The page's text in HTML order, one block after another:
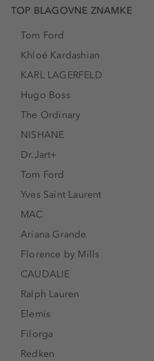
TOP BLAGOVNE ZNAMKE
Tom Ford
Khloé Kardashian
KARL LAGERFELD
Hugo Boss
The Ordinary
NISHANE
Dr.Jart+
Tom Ford
Yves Saint Laurent
MAC
Ariana Grande
Florence by Mills
CAUDALIE
Ralph Lauren
Elemis
Filorga
Redken